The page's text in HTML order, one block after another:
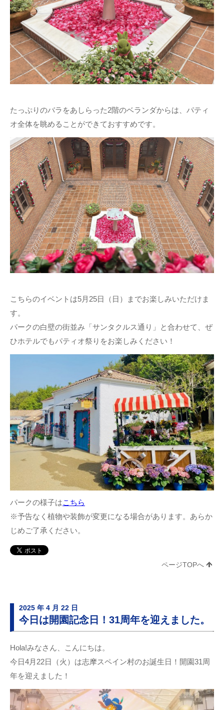
たっぷりのバラをあしらった2階のベランダからは、パティ
オ全体を眺めることができておすすめです。
こちらのイベントは5月25日（日）までお楽しみいただけま
す。
パークの白壁の街並み「サンタクルス通り」と合わせて、ぜ
ひホテルでもパティオ祭りをお楽しみください！
パークの様子はこちら
※予告なく植物や装飾が変更になる場合があります。あらか
じめご了承ください。
ページTOPへ
2025 年 4 月 22 日
今日は開園記念日！31周年を迎えました。
Hola!みなさん、こんにちは。
今日4月22日（火）は志摩スペイン村のお誕生日！開園31周
年を迎えました！